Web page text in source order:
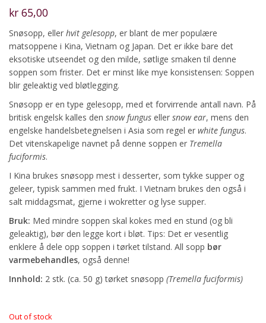
kr 65,00
Snøsopp, eller hvit gelesopp, er blant de mer populære
matsoppene i Kina, Vietnam og Japan. Det er ikke bare det
eksotiske utseendet og den milde, søtlige smaken til denne
soppen som frister. Det er minst like mye konsistensen: Soppen
blir geleaktig ved bløtlegging.
Snøsopp er en type gelesopp, med et forvirrende antall navn. På
britisk engelsk kalles den snow fungus eller snow ear, mens den
engelske handelsbetegnelsen i Asia som regel er white fungus.
Det vitenskapelige navnet på denne soppen er Tremella
fuciformis.
I Kina brukes snøsopp mest i desserter, som tykke supper og
geleer, typisk sammen med frukt. I Vietnam brukes den også i
salt middagsmat, gjerne i wokretter og lyse supper.
Bruk: Med mindre soppen skal kokes med en stund (og bli
geleaktig), bør den legge kort i bløt. Tips: Det er vesentlig
enklere å dele opp soppen i tørket tilstand. All sopp bør
varmebehandles, også denne!
Innhold: 2 stk. (ca. 50 g) tørket snøsopp (Tremella fuciformis)
Out of stock